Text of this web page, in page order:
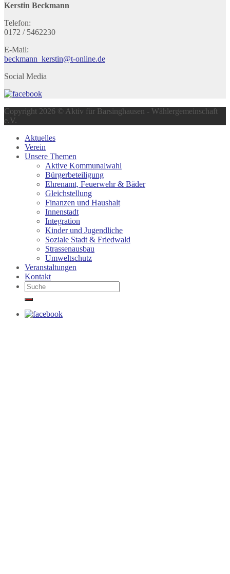
Kerstin Beckmann
Telefon:
0172 / 5462230
E-Mail:
beckmann_kerstin@t-online.de
Social Media
Copyright 2026 © Aktiv für Barsinghausen - Wählergemeinschaft
e.V.
Aktuelles
Verein
Unsere Themen
Aktive Kommunalwahl
Bürgerbeteiligung
Ehrenamt, Feuerwehr & Bäder
Gleichstellung
Finanzen und Haushalt
Innenstadt
Integration
Kinder und Jugendliche
Soziale Stadt & Friedwald
Strassenausbau
Umweltschutz
Veranstaltungen
Kontakt